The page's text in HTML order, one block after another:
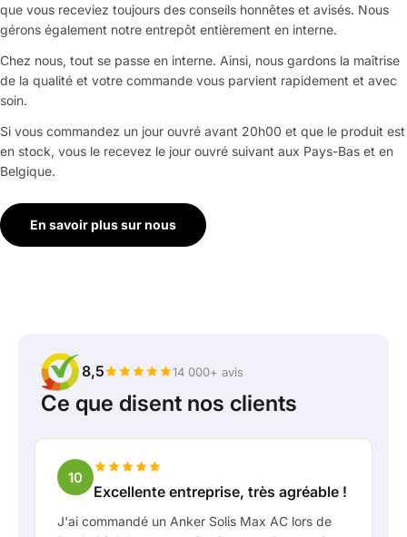
que vous receviez toujours des conseils honnêtes et avisés. Nous
gérons également notre entrepôt entièrement en interne.
Chez nous, tout se passe en interne. Ainsi, nous gardons la maîtrise
de la qualité et votre commande vous parvient rapidement et avec
soin.
Si vous commandez un jour ouvré avant 20h00 et que le produit est
en stock, vous le recevez le jour ouvré suivant aux Pays-Bas et en
Belgique.
En savoir plus sur nous
8,5 14 000+ avis
Ce que disent nos clients
10
Excellente entreprise, très agréable !
J'ai commandé un Anker Solis Max AC lors de